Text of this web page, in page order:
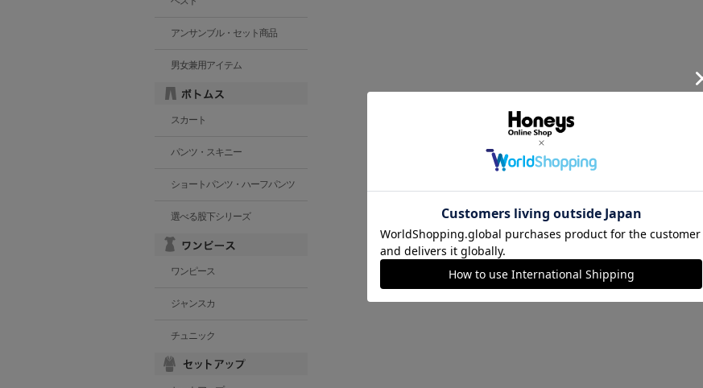
アンサンブル・セット商品
男女兼用アイテム
スカート
パンツ・スキニー
ショートパンツ・ハーフパンツ
選べる股下シリーズ
ワンピース
ジャンスカ
チュニック